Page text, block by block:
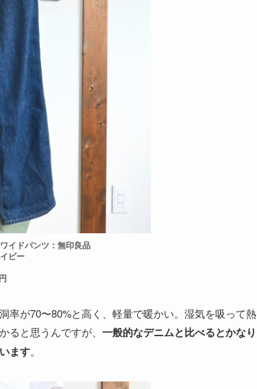
イドパンツ：無印良品
ビー
率が70〜80%と高く、軽量で暖かい。湿気を吸って熱
と思うんですが、 一般的なデニムと比べるとかなり
ます。